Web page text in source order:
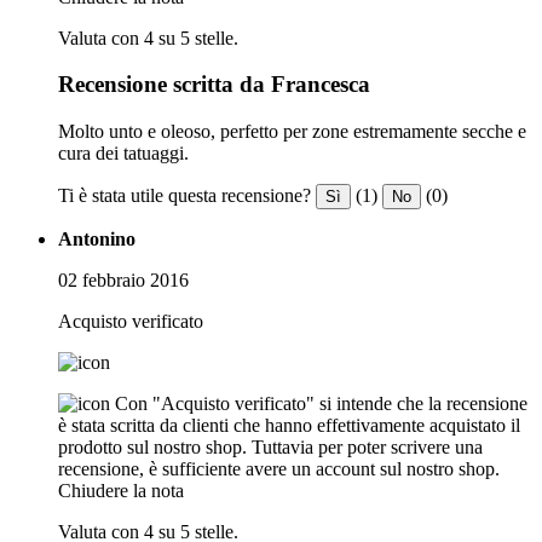
Valuta con 4 su 5 stelle.
Recensione scritta da Francesca
Molto unto e oleoso, perfetto per zone estremamente secche e
cura dei tatuaggi.
Ti è stata utile questa recensione? Sì (1) No (0)
Antonino
02 febbraio 2016
Acquisto verificato
Con "Acquisto verificato" si intende che la recensione
è stata scritta da clienti che hanno effettivamente acquistato il
prodotto sul nostro shop. Tuttavia per poter scrivere una
recensione, è sufficiente avere un account sul nostro shop.
Chiudere la nota
Valuta con 4 su 5 stelle.